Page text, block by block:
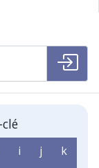
i j
k